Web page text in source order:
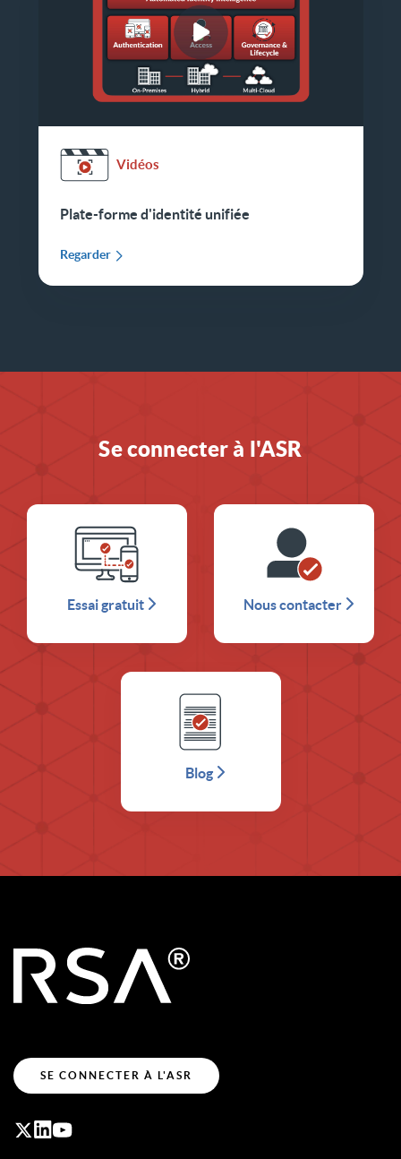
Vidéos
Plate-forme d'identité unifiée
Regarder
Se connecter à l'ASR
Essai gratuit Nous contacter
Blog
SE CONNECTER À L'ASR